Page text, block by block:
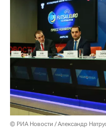
© РИА Новости / Александр